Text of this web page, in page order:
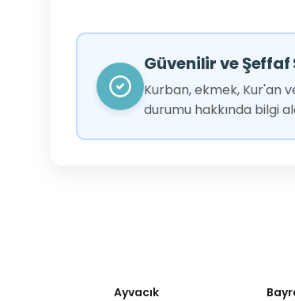
Güvenilir ve Şeffaf
Kurban, ekmek, Kur'an
durumu hakkında bilgi
Ayvacık